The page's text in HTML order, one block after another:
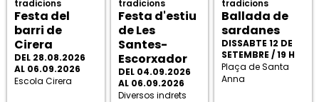
tradicions
Festa del
barri de
Cirera
DEL 28.08.2026
AL 06.09.2026
Escola Cirera
tradicions
Festa d'estiu
de Les
Santes-
Escorxador
DEL 04.09.2026
AL 06.09.2026
Diversos indrets
tradicions
Ballada de
sardanes
DISSABTE 12 DE
SETEMBRE / 19 H
Plaça de Santa
Anna